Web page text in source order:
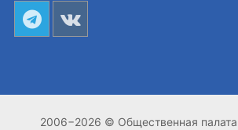
2006−2026 © Общественная